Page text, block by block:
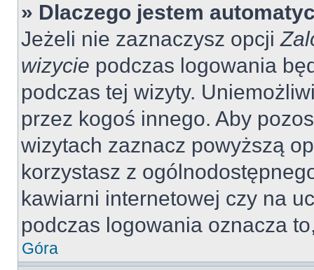
» Dlaczego jestem
Jeżeli nie zaznaczysz opcji
wizycie podczas logowania
podczas tej wizyty.
przez kogoś innego. Aby
wizytach zaznacz powyższą
korzystasz z
kawiarni internetowej czy na
podczas logowania oznacza
Góra